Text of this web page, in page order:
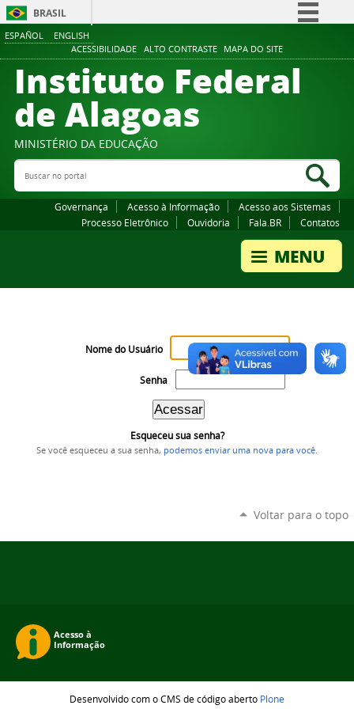
ESPAÑOL ENGLISH
ACESSIBILIDADE ALTO CONTRASTE MAPA DO SITE
BRASIL
Comunica BR
Participe
Canais
Instituto Federal
de Alagoas
MINISTÉRIO DA EDUCAÇÃO
Buscar no portal
Governança Acesso à Informação
Acesso aos Sistemas
Processo Eletrônico
Ouvidoria Fala.BR Contatos
Nome do Usuário
Senha
Esqueceu sua senha?
Se você esqueceu a sua senha, podemos enviar uma nova para você.
Voltar para o topo
Desenvolvido com o CMS de código aberto Plone